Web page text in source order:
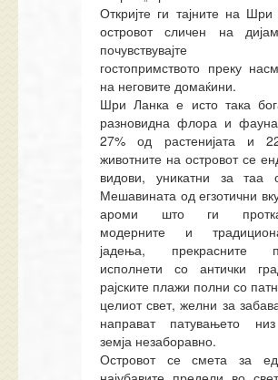
Откријте ги тајните на Шри
островот сличен на
гостопримството преку
на неговите домаќини.
Шри Ланка е исто така
разновидна флора и
27% од растенијата и
животните на островот се
видови, уникатни за таа
Мешавината од егзотични
ароми што ги
модерните и
јадења, прекрасните
исполнети со антички
рајските плажи полни со
целиот свет, желни за
направат патувањето
земја незаборавно.
Островот се смета за